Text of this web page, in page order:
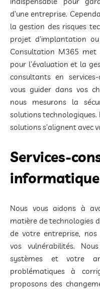
d’une entreprise.
la gestion des risques
projet d’implantation
Consultation M365 met
pour l’évaluation et la
consultants en
vous guider dans vos
nous mesurons la
solutions technologiques.
solutions s’alignent avec
informatique
Nous vous aidons à
matière de technologies
de votre entreprise, nos
vos vulnérabilités.
systèmes et votre
problématiques à
proposons des